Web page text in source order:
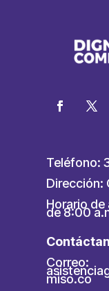
Teléfono:
Dirección:
Horario de
de 8:00
Correo:
miso.co